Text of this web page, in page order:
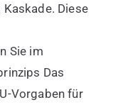
Diese
Sie im
Das
Vorgaben für